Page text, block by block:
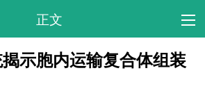
正文
示胞内运输复合体组装